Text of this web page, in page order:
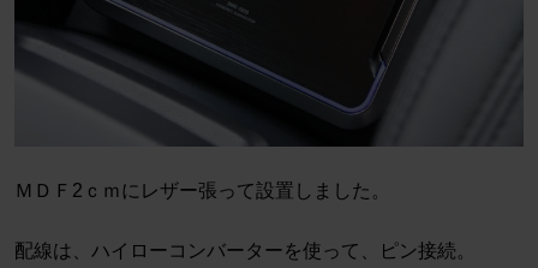
ＭＤＦ2ｃｍにレザー張って設置しました。
配線は、ハイローコンバーターを使って、ピン接続。